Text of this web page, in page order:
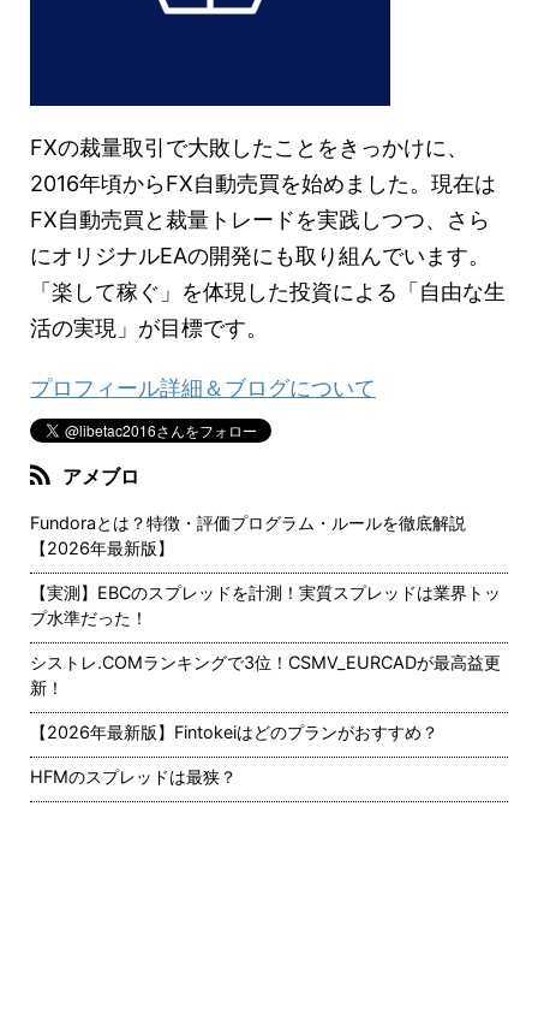
FXの裁量取引で大敗したことをきっかけに、
2016年頃からFX自動売買を始めました。現在は
FX自動売買と裁量トレードを実践しつつ、さら
にオリジナルEAの開発にも取り組んでいます。
「楽して稼ぐ」を体現した投資による「自由な生
活の実現」が目標です。
プロフィール詳細＆ブログについて
アメブロ
Fundoraとは？特徴・評価プログラム・ルールを徹底解説
【2026年最新版】
【実測】EBCのスプレッドを計測！実質スプレッドは業界トッ
プ水準だった！
シストレ.COMランキングで3位！CSMV_EURCADが最高益更
新！
【2026年最新版】Fintokeiはどのプランがおすすめ？
HFMのスプレッドは最狭？